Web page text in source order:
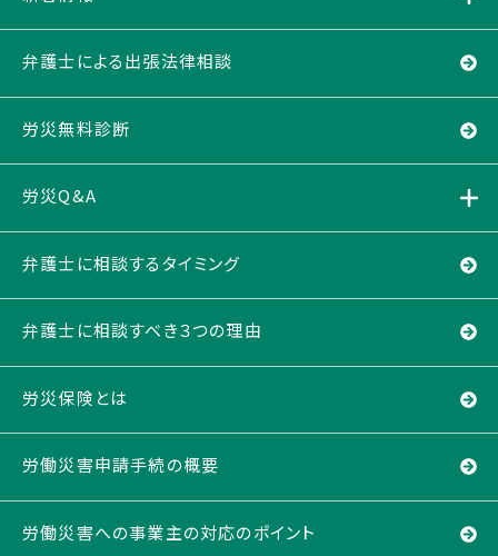
弁護士による出張法律相談
労災無料診断
労災Q&A
弁護士に相談するタイミング
弁護士に相談すべき３つの理由
労災保険とは
労働災害申請手続の概要
労働災害への事業主の対応のポイント